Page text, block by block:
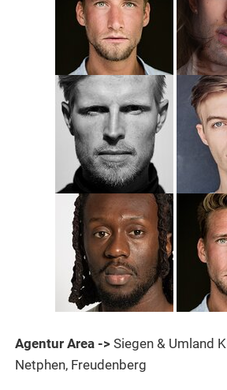
Agentur Area -> Siegen & Umland
Netphen, Freudenberg